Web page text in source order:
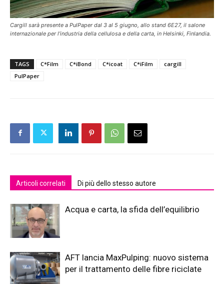
Cargill sarà presente a PulPaper dal 3 al 5 giugno, allo stand 6E27, il salone
internazionale per l’industria della cellulosa e della carta, in Helsinki, Finlandia.
TAGS C*Film C*iBond C*icoat C*iFilm
cargill
PulPaper
Articoli correlati Di più dello stesso autore
Acqua e carta, la sfida dell’equilibrio
AFT lancia MaxPulping: nuovo sistema
per il trattamento delle fibre riciclate